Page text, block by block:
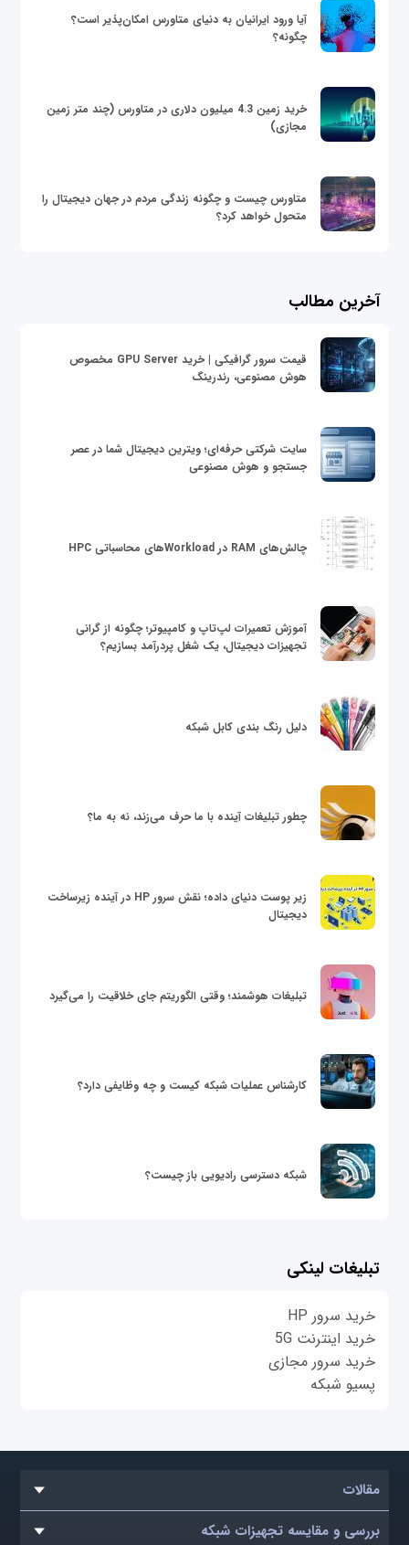
آیا ورود ایرانیان به دنیای متاورس امکان‌پذیر است؟
چگونه؟
خرید زمین 4.3 میلیون دلاری در متاورس (چند متر زمین
مجازی)
متاورس چیست و چگونه زندگی مردم در جهان دیجیتال را
متحول خواهد کرد؟
آخرین مطالب
قیمت سرور گرافیکی | خرید GPU Server مخصوص
هوش مصنوعی، رندرینگ
سایت شرکتی حرفه‌ای؛ ویترین دیجیتال شما در عصر
جستجو و هوش مصنوعی
چالش‌های RAM در Workloadهای محاسباتی HPC
آموزش تعمیرات لپ‌تاپ و کامپیوتر؛ چگونه از گرانی
تجهیزات دیجیتال، یک شغل پردرآمد بسازیم؟
دلیل رنگ بندی کابل شبکه
چطور تبلیغات آینده با ما حرف می‌زند، نه به ما؟
زیر پوست دنیای داده؛ نقش سرور HP در آینده زیرساخت
دیجیتال
تبلیغات هوشمند؛ وقتی الگوریتم جای خلاقیت را می‌گیرد
کارشناس عملیات شبکه کیست و چه وظایفی دارد؟
شبکه دسترسی رادیویی باز چیست؟
تبلیغات لینکی
خرید سرور HP
خرید اینترنت 5G
خرید سرور مجازی
پسیو شبکه
مقالات
بررسی و مقایسه تجهیزات شبکه